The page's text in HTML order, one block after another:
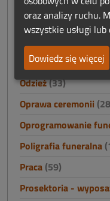
Namioty(0)
Odszkodowania i
Odzież(33)
Oprawa ceremonii
Oprogramowanie
Poligrafia funeralna
Praca (59)
Prosektoria -
oraz analizy ruchu.
wszystkie usługi
Dowiedz się więcej